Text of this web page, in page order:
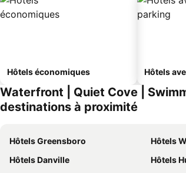
Hôtels économiques Hôtels
Waterfront | Quiet Cove |
destinations à proximité
Hôtels Greensboro Hôtels
Hôtels Danville
Hôtels